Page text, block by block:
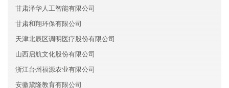
甘肃泽华人工智能有限公司
甘肃和翔环保有限公司
天津北辰区调明医疗股份有限公司
山西启航文化股份有限公司
浙江台州福源农业有限公司
安徽黛隆教育有限公司